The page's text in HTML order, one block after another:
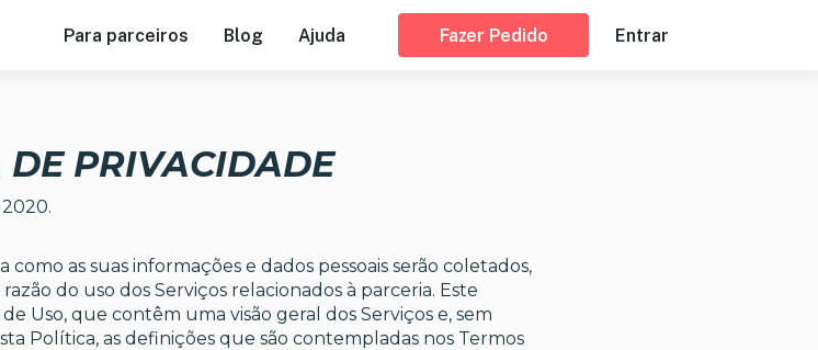
Para parceiros Blog Ajuda Fazer Pedido Entrar
DE PRIVACIDADE
2020.
as suas informações e dados pessoais serão coletados,
do uso dos Serviços relacionados à parceria. Este
Uso, que contêm uma visão geral dos Serviços e, sem
Política, as definições que são contempladas nos Termos